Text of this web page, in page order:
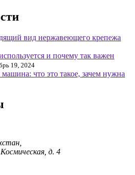
вид нержавеющего крепежа
и почему так важен
19, 2024
что это такое, зачем нужна
д. 4